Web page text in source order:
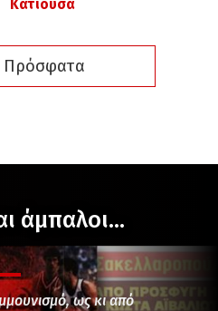
Κατιούσα
Πρόσφατα
άμπαλοι…
ως κι από